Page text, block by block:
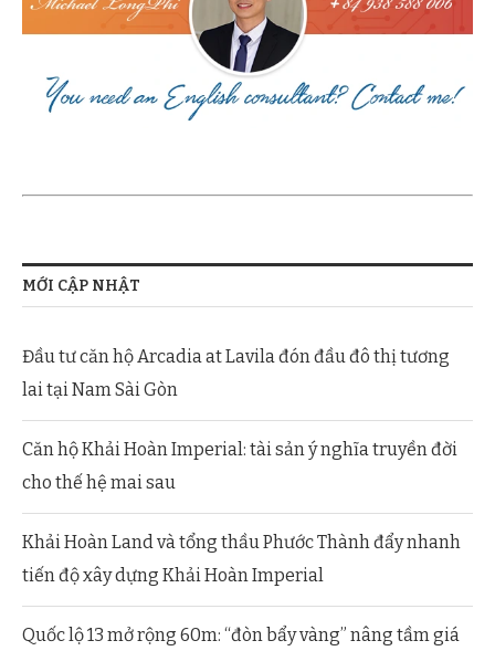
MỚI CẬP NHẬT
Đầu tư căn hộ Arcadia at Lavila đón đầu đô thị tương
lai tại Nam Sài Gòn
Căn hộ Khải Hoàn Imperial: tài sản ý nghĩa truyền đời
cho thế hệ mai sau
Khải Hoàn Land và tổng thầu Phước Thành đẩy nhanh
tiến độ xây dựng Khải Hoàn Imperial
Quốc lộ 13 mở rộng 60m: “đòn bẩy vàng” nâng tầm giá